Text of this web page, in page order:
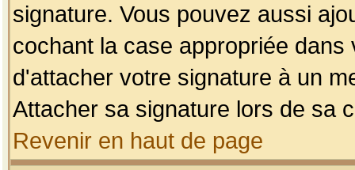
signature. Vous pouvez aussi
cochant la case appropriée
d'attacher votre signature à un
Attacher sa signature lors de sa
Revenir en haut de page